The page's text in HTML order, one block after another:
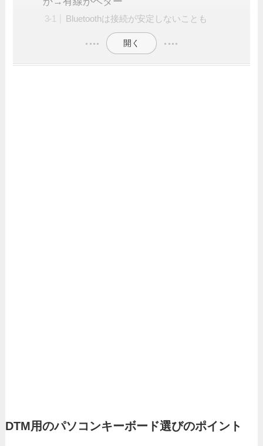
Bluetoothは接続が安定しないことも
開く
DTM用のパソコンキーボード選びのポイント